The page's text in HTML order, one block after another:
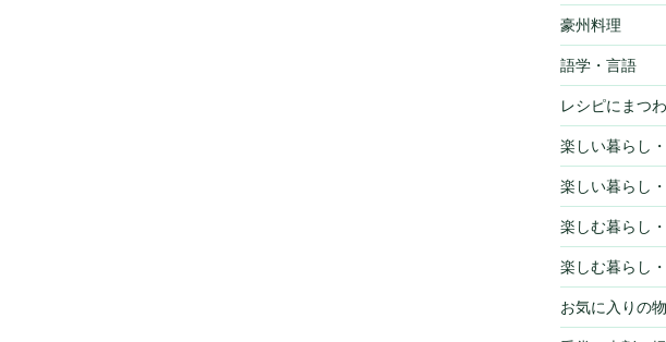
豪州料理
語学・言語
レシピにまつ
楽しい暮らし
楽しい暮らし
楽しむ暮らし
楽しむ暮らし
お気に入りの物